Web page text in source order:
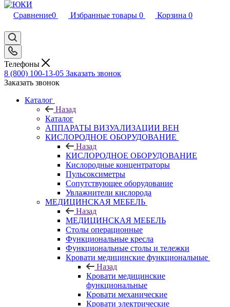
Сравнение0 Избранные товары 0 Корзина 0
Телефоны
8 (800) 100-13-05 Заказать звонок
Заказать звонок
Каталог
Назад
Каталог
АППАРАТЫ ВИЗУАЛИЗАЦИИ ВЕН
КИСЛОРОДНОЕ ОБОРУДОВАНИЕ
Назад
КИСЛОРОДНОЕ ОБОРУДОВАНИЕ
Кислородные концентраторы
Пульсоксиметры
Сопутствующее оборудование
Увлажнители кислорода
МЕДИЦИНСКАЯ МЕБЕЛЬ
Назад
МЕДИЦИНСКАЯ МЕБЕЛЬ
Столы операционные
Функциональные кресла
Функциональные столы и тележки
Кровати медицинские функциональные
Назад
Кровати медицинские
функциональные
Кровати механические
Кровати электрические